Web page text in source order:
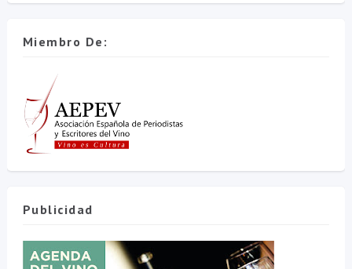
Miembro De:
Publicidad